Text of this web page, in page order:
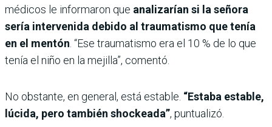
médicos le informaron que analizarían si la señora
sería intervenida debido al traumatismo que tenía
en el mentón . “Ese traumatismo era el 10 % de lo que
tenía el niño en la mejilla”, comentó.
No obstante, en general, está estable. “Estaba estable,
lúcida, pero también shockeada”, puntualizó.